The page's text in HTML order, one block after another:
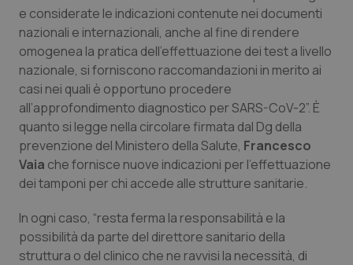
Campania
Emilia-Romagna
Friuli Venezia Giulia
Lazio
Liguria
Lombardia
Marche
Car-T
Colesterolo & coronaropatie
Dermatite Atopica
Diabete & glucometri
Disturbi dell’umore
Dolore
Donna & Salute
e considerate le indicazioni contenute nei documenti
nazionali e internazionali, anche al fine di rendere
omogenea la pratica dell’effettuazione dei test a livello
nazionale, si forniscono raccomandazioni in merito ai
casi nei quali è opportuno procedere
all’approfondimento diagnostico per SARS-CoV-2”. È
quanto si legge nella circolare firmata dal Dg della
prevenzione del Ministero della Salute, Francesco
Vaia che fornisce nuove indicazioni per l’effettuazione
dei tamponi per chi accede alle strutture sanitarie.
In ogni caso, “resta ferma la responsabilità e la
possibilità da parte del direttore sanitario della
struttura o del clinico che ne ravvisi la necessità, di